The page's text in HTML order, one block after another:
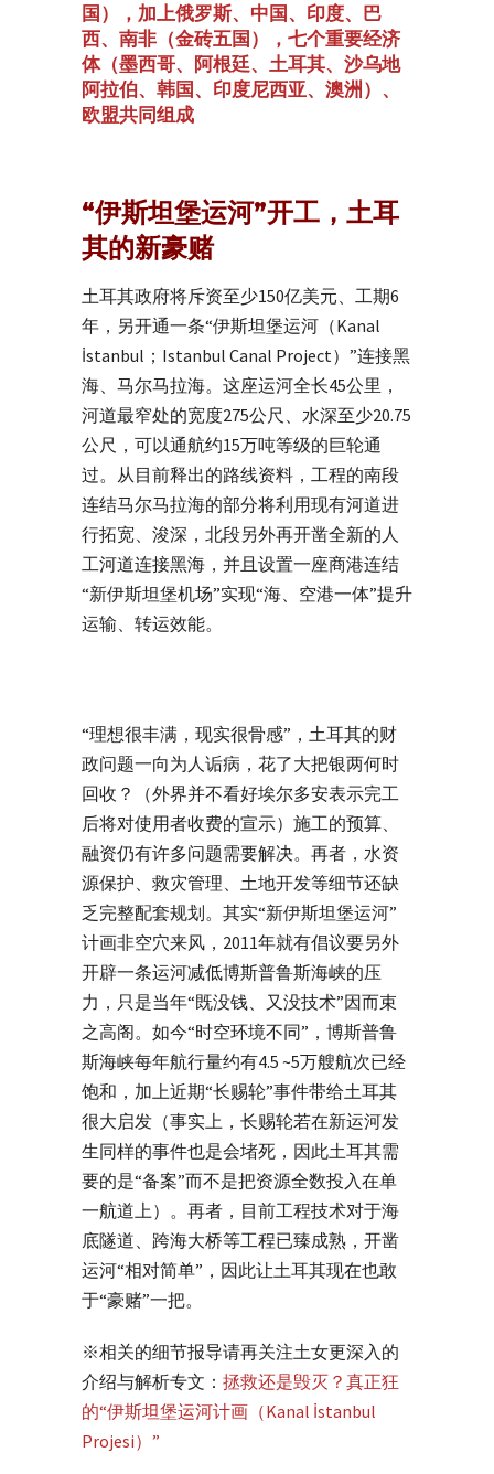
国），加上俄罗斯、中国、印度、巴
西、南非（金砖五国），七个重要经济
体（墨西哥、阿根廷、土耳其、沙乌地
阿拉伯、韩国、印度尼西亚、澳洲）、
欧盟共同组成
“伊斯坦堡运河”开工，土耳
其的新豪赌
土耳其政府将斥资至少150亿美元、工期6
年，另开通一条“伊斯坦堡运河（Kanal
İstanbul；Istanbul Canal Project）”连接黑
海、马尔马拉海。这座运河全长45公里，
河道最窄处的宽度275公尺、水深至少20.75
公尺，可以通航约15万吨等级的巨轮通
过。从目前释出的路线资料，工程的南段
连结马尔马拉海的部分将利用现有河道进
行拓宽、浚深，北段另外再开凿全新的人
工河道连接黑海，并且设置一座商港连结
“新伊斯坦堡机场”实现“海、空港一体”提升
运输、转运效能。
“理想很丰满，现实很骨感”，土耳其的财
政问题一向为人诟病，花了大把银两何时
回收？（外界并不看好埃尔多安表示完工
后将对使用者收费的宣示）施工的预算、
融资仍有许多问题需要解决。再者，水资
源保护、救灾管理、土地开发等细节还缺
乏完整配套规划。其实“新伊斯坦堡运河”
计画非空穴来风，2011年就有倡议要另外
开辟一条运河减低博斯普鲁斯海峡的压
力，只是当年“既没钱、又没技术”因而束
之高阁。如今“时空环境不同”，博斯普鲁
斯海峡每年航行量约有4.5 ~5万艘航次已经
饱和，加上近期“长赐轮”事件带给土耳其
很大启发（事实上，长赐轮若在新运河发
生同样的事件也是会堵死，因此土耳其需
要的是“备案”而不是把资源全数投入在单
一航道上）。再者，目前工程技术对于海
底隧道、跨海大桥等工程已臻成熟，开凿
运河“相对简单”，因此让土耳其现在也敢
于“豪赌”一把。
※相关的细节报导请再关注土女更深入的
介绍与解析专文： 拯救还是毁灭？真正狂
的“伊斯坦堡运河计画（Kanal İstanbul
Projesi）”